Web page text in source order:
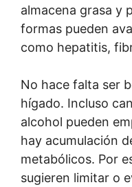
almacena grasa y
formas pueden
como hepatitis,
No hace falta ser
hígado. Incluso
alcohol pueden
hay acumulación
metabólicos. Por
sugieren limitar o